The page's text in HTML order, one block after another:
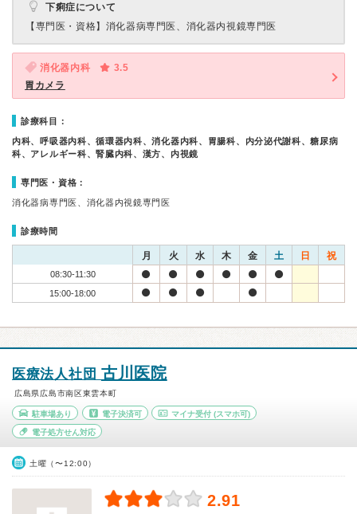
下痢症について
【専門医・資格】 消化器病専門医、消化器内視鏡専門医
消化器内科
3.5
胃カメラ
診療科目：
内科、呼吸器内科、循環器内科、消化器内科、胃腸科、内分泌代謝科、糖尿病
科、アレルギー科、腎臓内科、漢方、内視鏡
専門医・資格：
消化器病専門医、消化器内視鏡専門医
診療時間
月 火 水 木 金 土 日 祝
08:30-11:30
15:00-18:00
医療法人社団 古川医院
広島県広島市南区東雲本町
駐車場あり 電子決済可 マイナ受付 (スマホ可)
電子処方せん対応
土曜（〜12:00）
2.91